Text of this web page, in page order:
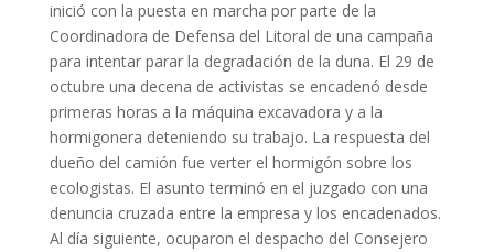
inició con la puesta en marcha por parte de la
Coordinadora de Defensa del Litoral de una campaña
para intentar parar la degradación de la duna. El 29 de
octubre una decena de activistas se encadenó desde
primeras horas a la máquina excavadora y a la
hormigonera deteniendo su trabajo. La respuesta del
dueño del camión fue verter el hormigón sobre los
ecologistas. El asunto terminó en el juzgado con una
denuncia cruzada entre la empresa y los encadenados.
Al día siguiente, ocuparon el despacho del Consejero